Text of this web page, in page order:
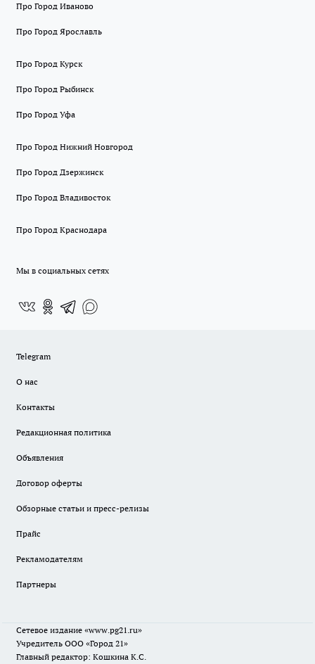
Про Город Иваново
Про Город Ярославль
Про Город Курск
Про Город Рыбинск
Про Город Уфа
Про Город Нижний Новгород
Про Город Дзержинск
Про Город Владивосток
Про Город Краснодара
Мы в социальных сетях
Telegram
О нас
Контакты
Редакционная политика
Объявления
Договор оферты
Обзорные статьи и пресс-релизы
Прайс
Рекламодателям
Партнеры
Сетевое издание «www.pg21.ru»
Учредитель ООО «Город 21»
Главный редактор: Кошкина К.С.